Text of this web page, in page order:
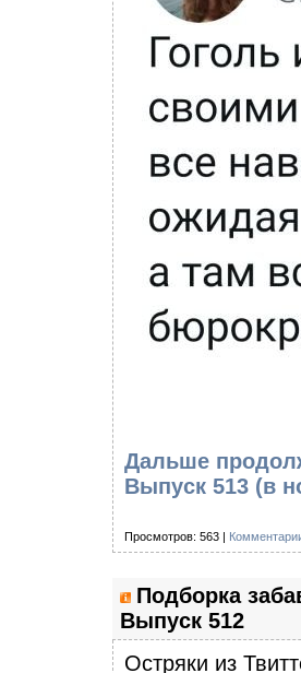
Дальше
Выпуск 513 (в
Просмотров: 563 |
Подборка
Выпуск 512
Остряки из